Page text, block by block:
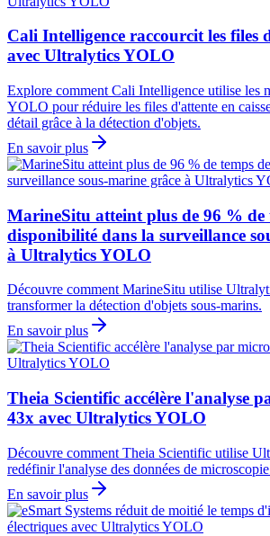
Cali Intelligence raccourcit les files
avec Ultralytics YOLO
Explore comment Cali Intelligence utilise les
YOLO pour réduire les files d'attente en
détail grâce à la détection d'objets.
En savoir plus
MarineSitu atteint plus de 96 % de
disponibilité dans la surveillance
à Ultralytics YOLO
Découvre comment MarineSitu utilise
transformer la détection d'objets sous-marins.
En savoir plus
Theia Scientific accélère l'analyse
43x avec Ultralytics YOLO
Découvre comment Theia Scientific utilise
redéfinir l'analyse des données de
En savoir plus